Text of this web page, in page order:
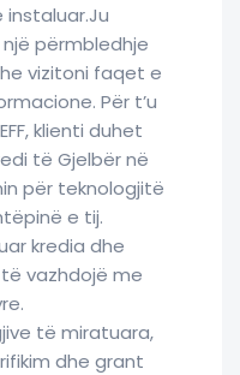
përmbledhje
vizitoni faqet e
Për t’u
klienti duhet
të Gjelbër në
për teknologjitë
e tij.
kredia dhe
vazhdojë me
të miratuara,
dhe grant